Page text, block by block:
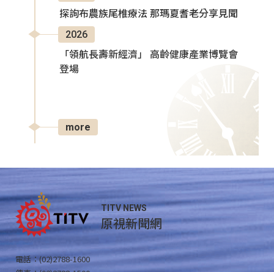
探詢布農族尾椎療法 那瑪夏耆老分享見聞
2026
「領航長壽新經濟」 高齡健康產業博覽會
登場
more
TITV NEWS
原視新聞網
電話：(02)2788-1600